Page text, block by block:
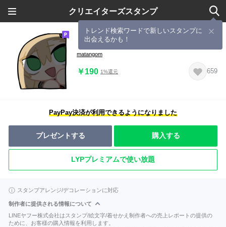
クリエイターズスタンプ
トレンド検索ワードで新しいスタンプに
出会えるかも！
またんごむちゃんスタンプその2
matangom
￥190 1%還元 659
PayPay決済が利用できるようになりました
プレゼントする 購入する
LYPプレミアムで使い放題
スタンプアレンジ/デコレーションに対応
制作者に提供される情報について
LINEヤフー株式会社はスタンプ/絵文字/着せかえ制作者への売上レポートの提供の
ために、お客様の購入情報を利用します。